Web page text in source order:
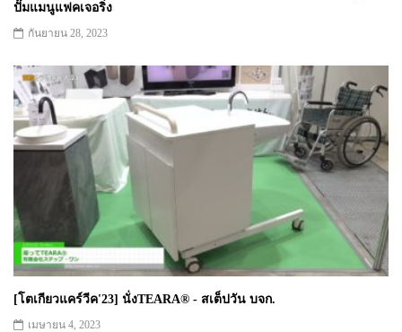
ปั๊มแมนูแฟคเจอริ่ง
กันยายน 28, 2023
[โตเกียวแคร์วีค'23] นั่งTEARA®︎ - สเต็ปวัน บจก.
เมษายน 4, 2023